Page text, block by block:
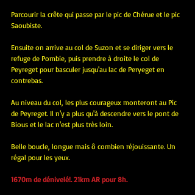
Parcourir la crête qui passe par le pic de Chérue et le pic
Saoubiste.
Ensuite on arrive au col de Suzon et se diriger vers le
refuge de Pombie, puis prendre à droite le col de
Peyreget pour basculer jusqu'au lac de Peryeget en
contrebas.
Au niveau du col, les plus courageux monteront au Pic
de Peyreget. Il n'y a plus qu'à descendre vers le pont de
Bious et le lac n'est plus très loin.
Belle boucle, longue mais ô combien réjouissante. Un
régal pour les yeux.
1670m de dénivelé!. 21km AR pour 8h.